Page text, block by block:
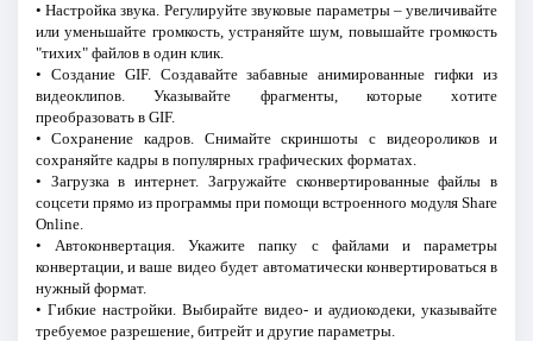
• Настройка звука. Регулируйте звуковые параметры – увеличивайте
или уменьшайте громкость, устраняйте шум, повышайте громкость
"тихих" файлов в один клик.
• Создание GIF. Создавайте забавные анимированные гифки из
видеоклипов. Указывайте фрагменты, которые хотите
преобразовать в GIF.
• Сохранение кадров. Снимайте скриншоты с видеороликов и
сохраняйте кадры в популярных графических форматах.
• Загрузка в интернет. Загружайте сконвертированные файлы в
соцсети прямо из программы при помощи встроенного модуля Share
Online.
• Автоконвертация. Укажите папку с файлами и параметры
конвертации, и ваше видео будет автоматически конвертироваться в
нужный формат.
• Гибкие настройки. Выбирайте видео- и аудиокодеки, указывайте
требуемое разрешение, битрейт и другие параметры.